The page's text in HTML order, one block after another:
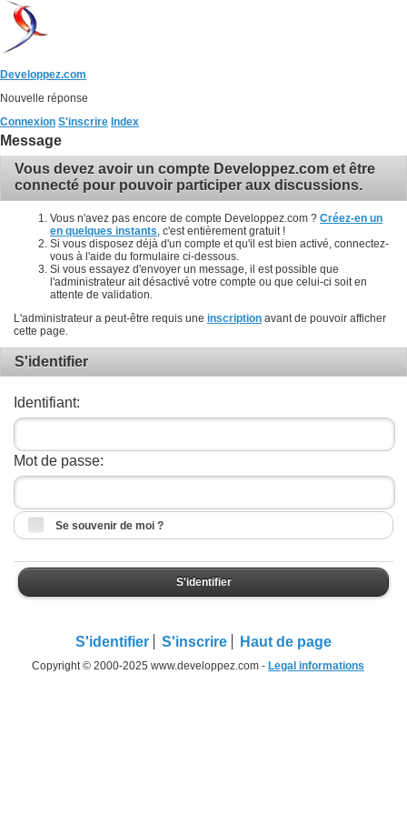
Developpez.com
Nouvelle réponse
Connexion S'inscrire Index
Message
Vous devez avoir un compte Developpez.com et être
connecté pour pouvoir participer aux discussions.
Vous n'avez pas encore de compte Developpez.com ? Créez-en un
en quelques instants , c'est entièrement gratuit !
Si vous disposez déjà d'un compte et qu'il est bien activé, connectez-
vous à l'aide du formulaire ci-dessous.
Si vous essayez d'envoyer un message, il est possible que
l'administrateur ait désactivé votre compte ou que celui-ci soit en
attente de validation.
L'administrateur a peut-être requis une inscription avant de pouvoir afficher
cette page.
S'identifier
Identifiant:
Mot de passe:
Se souvenir de moi ?
S'identifier
S'identifier S'inscrire Haut de page
Copyright © 2000-2025 www.developpez.com - Legal informations